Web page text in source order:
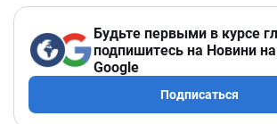
Будьте первыми в курсе
подпишитесь на Новини на
Google
Подписаться